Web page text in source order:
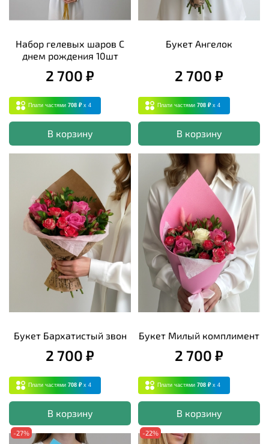
Набор гелевых шаров С
днем рождения 10шт
2 700 ₽
Плати частями 708 ₽ x 4
В корзину
Букет Ангелок
2 700 ₽
Плати частями 708 ₽ x 4
В корзину
Букет Бархатистый звон
2 700 ₽
Плати частями 708 ₽ x 4
В корзину
Букет Милый комплимент
2 700 ₽
Плати частями 708 ₽ x 4
В корзину
-27% -22%